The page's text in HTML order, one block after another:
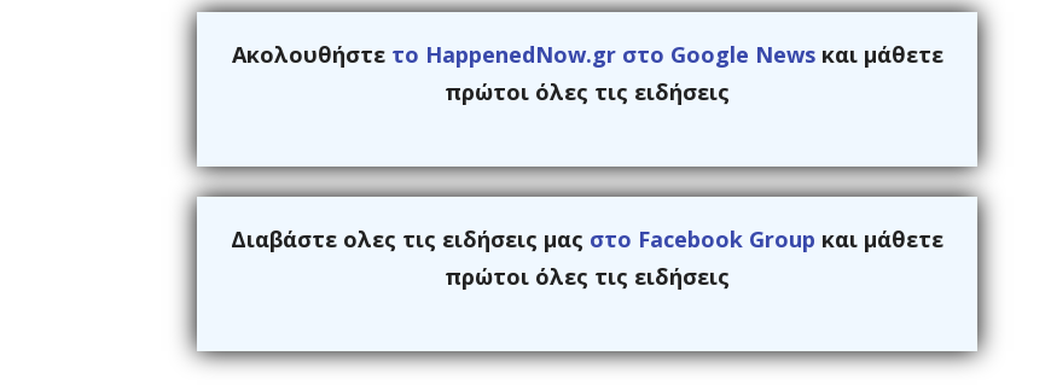
Ακολουθήστε το HappenedNow.gr στο Google Newsκαι μάθετε
πρώτοι όλες τις ειδήσεις
Διαβάστε ολες τις ειδήσεις μας στο Facebook Group και μάθετε
πρώτοι όλες τις ειδήσεις